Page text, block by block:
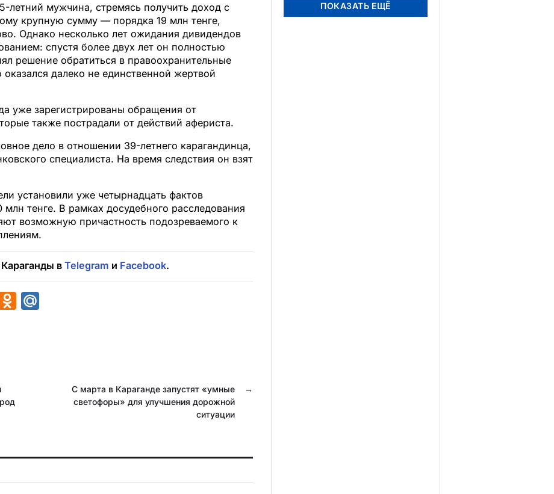
летний мужчина, стремясь получить доход с
крупную сумму — порядка 19 млн тенге,
Однако несколько лет ожидания дивидендов
спустя более двух лет он полностью
решение обратиться в правоохранительные
далеко не единственной жертвой
уже зарегистрированы обращения от
также пострадали от действий афериста.
дело в отношении 39-летнего карагандинца,
специалиста. На время следствия он взят
установили уже четырнадцать фактов
тенге. В рамках досудебного расследования
возможную причастность подозреваемого к
вTelegram и Facebook.
W
i
→
С марта в Караганде запустят «умные
светофоры» для улучшения дорожной
ситуации
ПОКАЗАТЬ ЕЩЁ